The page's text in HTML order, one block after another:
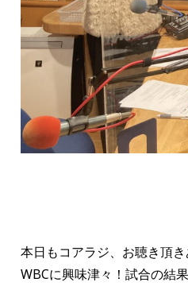
本日もコアラジ、お聴き頂
WBCに興味津々！試合の結